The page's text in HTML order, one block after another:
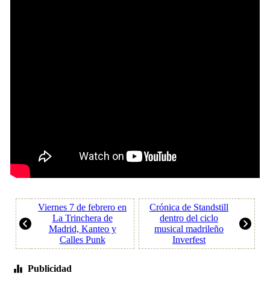
Viernes 7 de febrero en
La Trinchera de
Madrid, Kanteo y
Calles Punk
Crónica de Standstill
dentro del ciclo
musical madrileño
Inverfest
Publicidad